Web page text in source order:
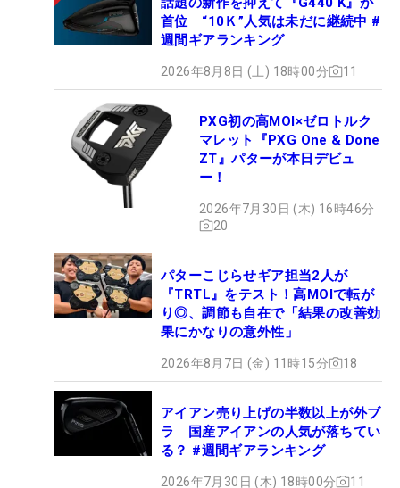
首位 “10Ｋ”人気は未だに継続中 #
週間ギアランキング
2026年8月8日 (土) 18時00分 11
PXG初の高MOI×ゼロトルク
マレット『PXG One & Done
ZT』パターが本日デビュ
ー！
2026年7月30日 (木) 16時46分
20
パターこじらせギア担当2人が
『TRTL』をテスト！高MOIで転が
り◎、調節も自在で「結果の改善効
果にかなりの意外性」
2026年8月7日 (金) 11時15分 18
アイアン売り上げの半数以上が外ブ
ラ 国産アイアンの人気が落ちてい
る？ #週間ギアランキング
2026年7月30日 (木) 18時00分 11